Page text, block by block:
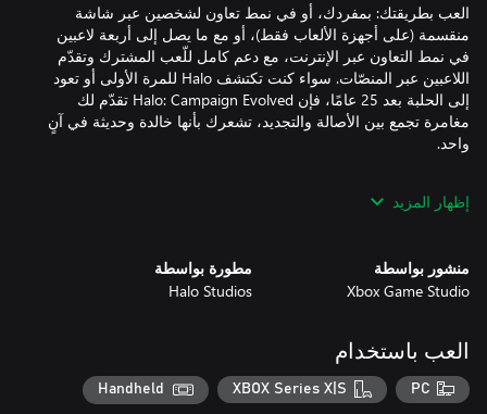
العب بطريقتك: بمفردك، أو في نمط تعاون لشخصين عبر شاشة
منقسمة (على أجهزة الألعاب فقط)، أو مع ما يصل إلى أربعة لاعبين
في نمط التعاون عبر الإنترنت، مع دعم كامل للّعب المشترك وتقدّم
اللاعبين عبر المنصّات. سواء كنت تكتشف Halo للمرة الأولى أو تعود
إلى الحلبة بعد 25 عامًا، فإن Halo: Campaign Evolved تقدّم لك
مغامرة تجمع بين الأصالة والتجديد، تشعرك بأنها خالدة وحديثة في آنٍ
مواجهة قوات العهد الساحقة. إلى جانب رفيقته المدعومة بالذكاء
الاصطناعي "كورتانا"، يكتشف أسرار Halo المظلمة ويخوض معركةً
إظهار المزيد
منشور بواسطة
Xbox Game Studio
مطورة بواسطة
Halo Studios
العب باستخدام
PC
XBOX Series X|S
Handheld